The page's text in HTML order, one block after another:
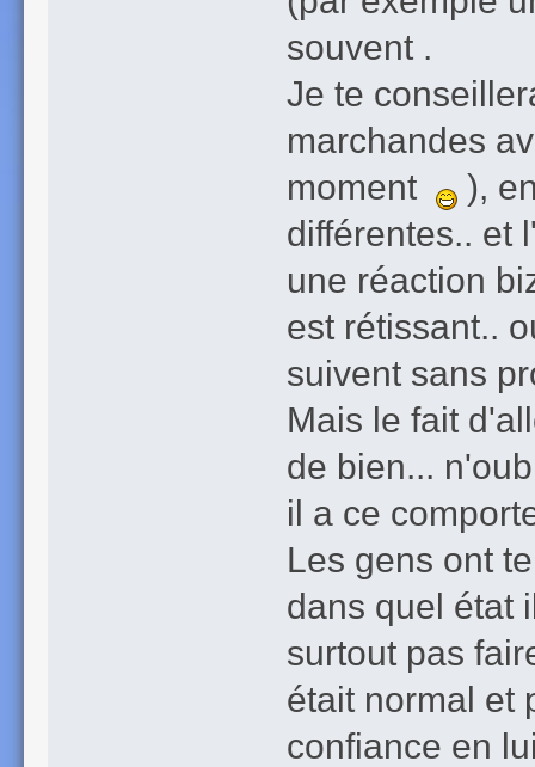
souvent .
Je te
marchandes
moment
),
différentes.. et
une réaction
est rétissant..
suivent sans
Mais le fait
de bien...
il a ce
Les gens ont
dans quel état
surtout pas
était normal et
confiance en